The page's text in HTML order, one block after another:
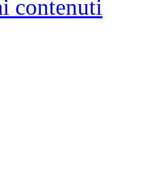
contenuti